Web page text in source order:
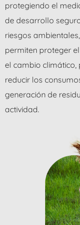
protegiendo el
de desarrollo
riesgos
permiten proteger
el cambio climático,
reducir los
generación de
actividad.